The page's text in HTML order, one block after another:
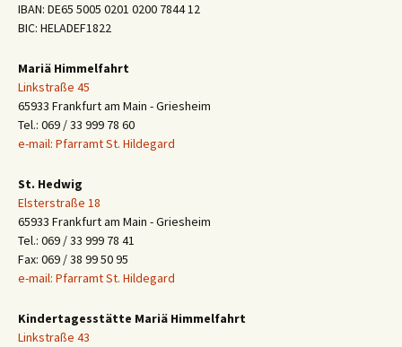
IBAN: DE65 5005 0201 0200 7844 12
BIC: HELADEF1822
Mariä Himmelfahrt
Linkstraße 45
65933 Frankfurt am Main - Griesheim
Tel.: 069 / 33 999 78 60
e-mail: Pfarramt St. Hildegard
St. Hedwig
Elsterstraße 18
65933 Frankfurt am Main - Griesheim
Tel.: 069 / 33 999 78 41
Fax: 069 / 38 99 50 95
e-mail: Pfarramt St. Hildegard
Kindertagesstätte Mariä Himmelfahrt
Linkstraße 43